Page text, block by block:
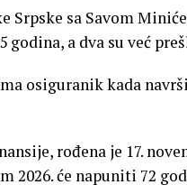
Srpske sa Savom
godina, a dva su već
osiguranik kada
rođena je 17.
2026. će napuniti 72